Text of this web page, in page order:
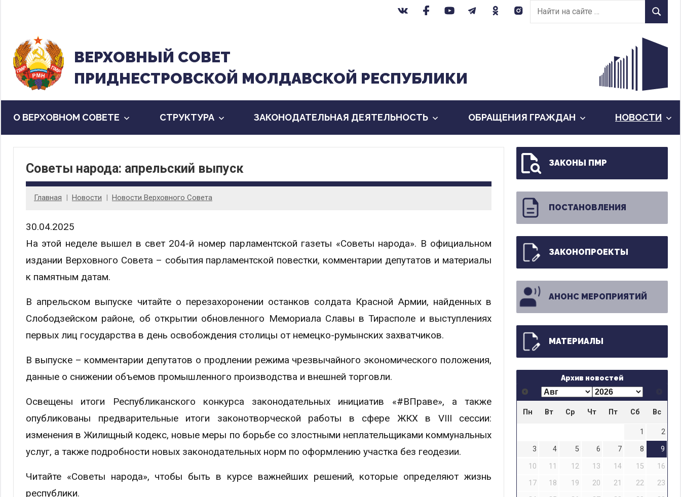
содержанию
Найти
на
Найти
ВЕРХОВНЫЙ CОВЕТ
ПРИДНЕСТРОВСКОЙ МОЛДАВСКОЙ РЕСПУБЛИКИ
О ВЕРХОВНОМ СОВЕТЕ CТРУКТУРА ЗАКОНОДАТЕЛЬНАЯ ДЕЯТЕЛЬНОСТЬ ОБРАЩЕНИЯ ГРАЖДАН НОВОСТИ
Советы народа: апрельский выпуск
Главная Новости Новости Верховного Совета
30.04.2025
На этой неделе вышел в свет 204-й номер парламентской газеты «Советы народа». В официальном
издании Верховного Совета – события парламентской повестки, комментарии депутатов и материалы
к памятным датам.
В апрельском выпуске читайте о перезахоронении останков солдата Красной Армии, найденных в
Слободзейском районе, об открытии обновленного Мемориала Славы в Тирасполе и выступлениях
первых лиц государства в день освобождения столицы от немецко-румынских захватчиков.
В выпуске – комментарии депутатов о продлении режима чрезвычайного экономического положения,
данные о снижении объемов промышленного производства и внешней торговли.
Освещены итоги Республиканского конкурса законодательных инициатив «#ВПраве», а также
опубликованы предварительные итоги законотворческой работы в сфере ЖКХ в VIII сессии:
изменения в Жилищный кодекс, новые меры по борьбе со злостными неплательщиками коммунальных
услуг, а также подробности новых законодательных норм по оформлению участка без геодезии.
Читайте «Советы народа», чтобы быть в курсе важнейших решений, которые определяют жизнь
республики.
ЗАКОНЫ ПМР
ПОСТАНОВЛЕНИЯ
ЗАКОНОПРОЕКТЫ
АНОНС МЕРОПРИЯТИЙ
МАТЕРИАЛЫ
Архив новостей
Пн Вт Ср Чт Пт Сб Вс
1
2
3
4 5 6 7 8
9
10
11 12 13 14 15
16
17
18 19 20 21 22
23